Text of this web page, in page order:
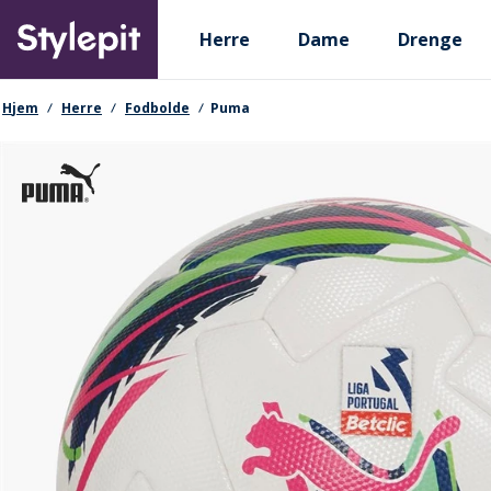
main
content
Primary departments
Herre Dame Drenge
navigationssti
Hjem Herre Fodbolde Puma